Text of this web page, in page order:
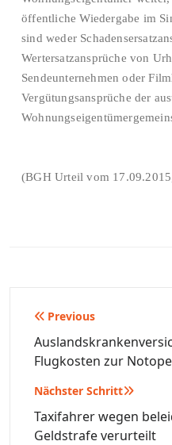
öffentliche Wiedergabe im
sind weder
Wertersatzansprüche von
Sendeunternehmen oder
Vergütungsansprüche der
(BGH Urteil vom
Previous
Flugkosten zur
Nächster Schritt
Taxifahrer wegen
Geldstrafe verurteilt